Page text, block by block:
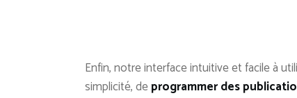
Enfin, notre interface intuitive et facile à
simplicité, deprogrammer des